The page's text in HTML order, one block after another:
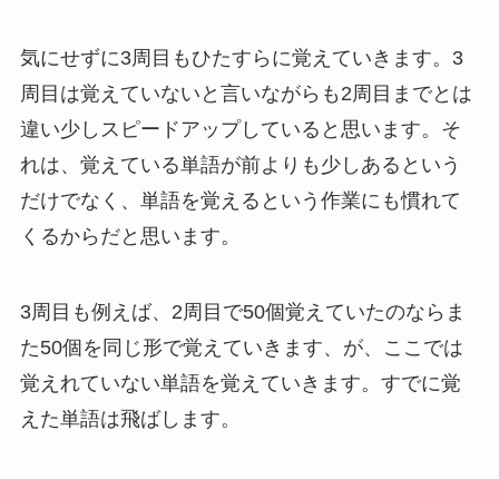
気にせずに3周目もひたすらに覚えていきます。3
周目は覚えていないと言いながらも2周目までとは
違い少しスピードアップしていると思います。そ
れは、覚えている単語が前よりも少しあるという
だけでなく、単語を覚えるという作業にも慣れて
くるからだと思います。
3周目も例えば、2周目で50個覚えていたのならま
た50個を同じ形で覚えていきます、が、ここでは
覚えれていない単語を覚えていきます。すでに覚
えた単語は飛ばします。